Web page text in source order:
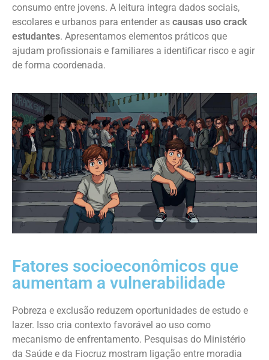
consumo entre jovens. A leitura integra dados sociais,
escolares e urbanos para entender as causas uso crack
estudantes. Apresentamos elementos práticos que
ajudam profissionais e familiares a identificar risco e agir
de forma coordenada.
Fatores socioeconômicos que
aumentam a vulnerabilidade
Pobreza e exclusão reduzem oportunidades de estudo e
lazer. Isso cria contexto favorável ao uso como
mecanismo de enfrentamento. Pesquisas do Ministério
da Saúde e da Fiocruz mostram ligação entre moradia